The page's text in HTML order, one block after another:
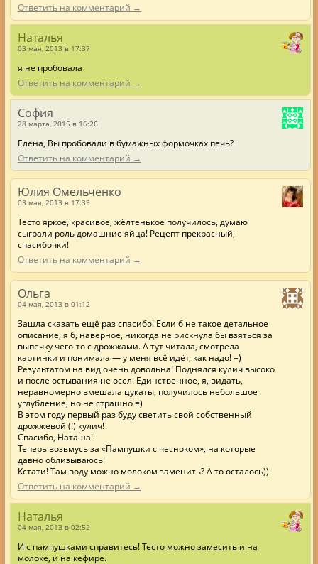
Ответить на комментарий →
Наталья
03 мая, 2013 в 17:37
я не пробовала
Ответить на комментарий →
София
28 марта, 2015 в 16:26
Елена, Вы пробовали в бумажных формочках печь?
Ответить на комментарий →
Юлия Омельченко
03 мая, 2013 в 17:39
Тесто яркое, красивое, жёлтенькое получилось, думаю
сыграли роль домашние яйца! Рецепт прекрасный,
спасибочки!
Ответить на комментарий →
Ольга
04 мая, 2013 в 01:12
Зашла сказать ещё раз спасибо! Если б не такое детальное
описание, я б, наверное, никогда не рискнула бы взяться за
выпечку чего-то с дрожжами. А тут читала, смотрела
картинки и понимала — у меня всё идёт, как надо! =)
Результатом на вид очень довольна! Поднялся кулич высоко
и после остывания не осел. Единственное, я, видать,
неравномерно вмешала цукаты, получилось небольшое
углубление, но не страшно =)
В этом году первый раз буду светить свой собственный
дрожжевой (!) кулич!
Спасибо, Наташа!
Теперь возьмусь за «Пампушки с чесноком», на которые
давно облизываюсь!
Кстати! Там воду можно молоком заменить? А то осталось))
Ответить на комментарий →
Наталья
04 мая, 2013 в 02:52
И с пампушками справитесь! Тесто можно замесить и на
молоке, и на кефире.